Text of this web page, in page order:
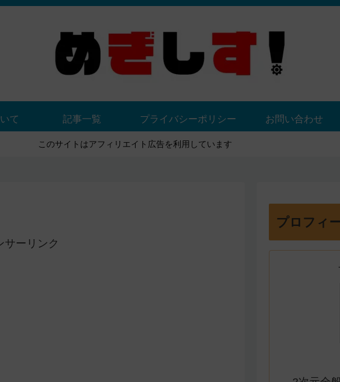
て 記事一覧 プライバシーポリシー お問い合わせ
このサイトはアフィリエイト広告を利用しています
サーリンク
プロフィ